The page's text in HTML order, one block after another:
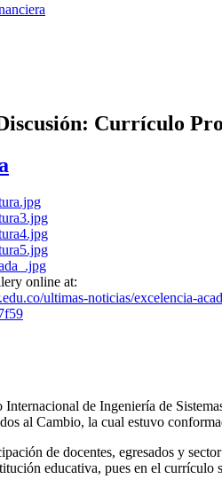
Currículo
online at:
ultimas-noticias/excelencia-
de Ingeniería de
al Cambio, la cual estuvo
de docentes, egresados y
educativa, pues en el currículo